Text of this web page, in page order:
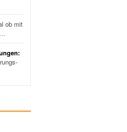
ob mit